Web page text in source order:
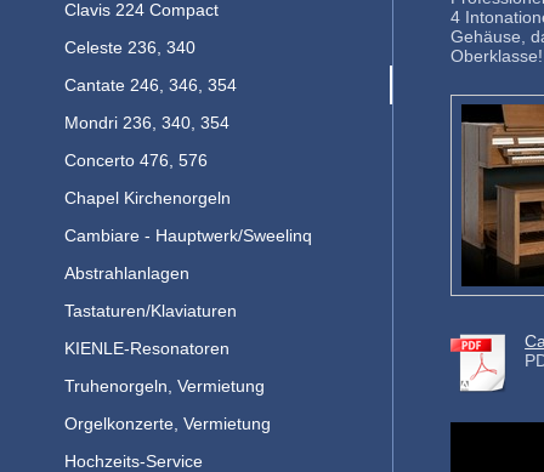
4
Gehäuse,
Oberklasse!
Clavis 224 Compact
Celeste 236, 340
Cantate 246, 346, 354
Mondri 236, 340, 354
Concerto 476, 576
Chapel Kirchenorgeln
Cambiare - Hauptwerk/Sweelinq
Abstrahlanlagen
Tastaturen/Klaviaturen
KIENLE-Resonatoren
Truhenorgeln, Vermietung
Orgelkonzerte, Vermietung
Hochzeits-Service